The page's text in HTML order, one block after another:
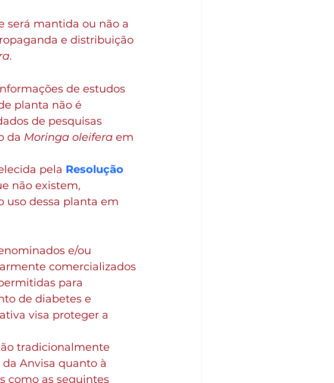
será mantida ou não a
e distribuição
.
de estudos
planta não é
de pesquisas
da Moringa oleifera em
pela Resolução
não existem,
dessa planta em
e/ou
comercializados
para
de diabetes e
visa proteger a
tradicionalmente
Anvisa quanto à
como as seguintes